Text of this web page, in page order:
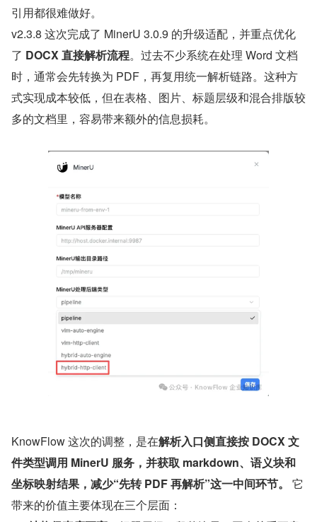
引用都很难做好。
v2.3.8 这次完成了 MinerU 3.0.9 的升级适配，并重点优化
了 ​ DOCX 直接解析流程​。过去不少系统在处理 Word 文档
时，通常会先转换为 PDF，再复用统一解析链路。这种方
式实现成本较低，但在表格、图片、标题层级和混合排版较
多的文档里，容易带来额外的信息损耗。
KnowFlow 这次的调整，是在解析入口侧直接按 DOCX 文
件类型调用 MinerU 服务，并获取 markdown、语义块和
坐标映射结果，减少“先转 PDF 再解析”这一中间环节。
它
带来的价值主要体现在三个层面：